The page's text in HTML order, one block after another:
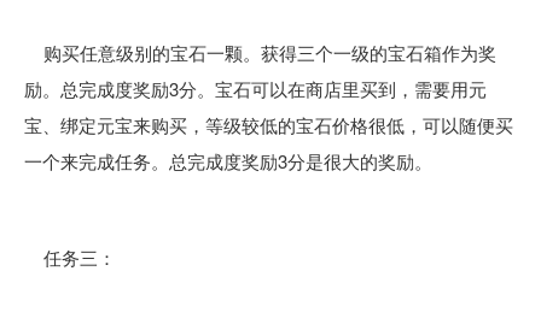
购买任意级别的宝石一颗。获得三个一级的宝石箱作为奖
励。总完成度奖励3分。宝石可以在商店里买到，需要用元
宝、绑定元宝来购买，等级较低的宝石价格很低，可以随便买
一个来完成任务。总完成度奖励3分是很大的奖励。
任务三：